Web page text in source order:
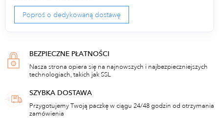
Poproś o dedykowaną dostawę
BEZPIECZNE PŁATNOŚCI
Nasza strona opiera się na najnowszych i najbezpieczniejszych
technologiach, takich jak SSL
SZYBKA DOSTAWA
Przygotujemy Twoją paczkę w ciągu 24/48 godzin od otrzymania
zamówienia